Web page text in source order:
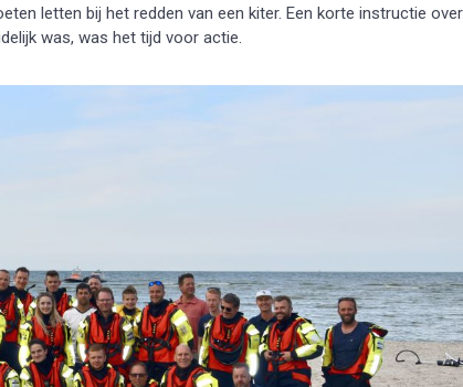
letten bij het redden van een kiter. Een korte instructie over
was, was het tijd voor actie.